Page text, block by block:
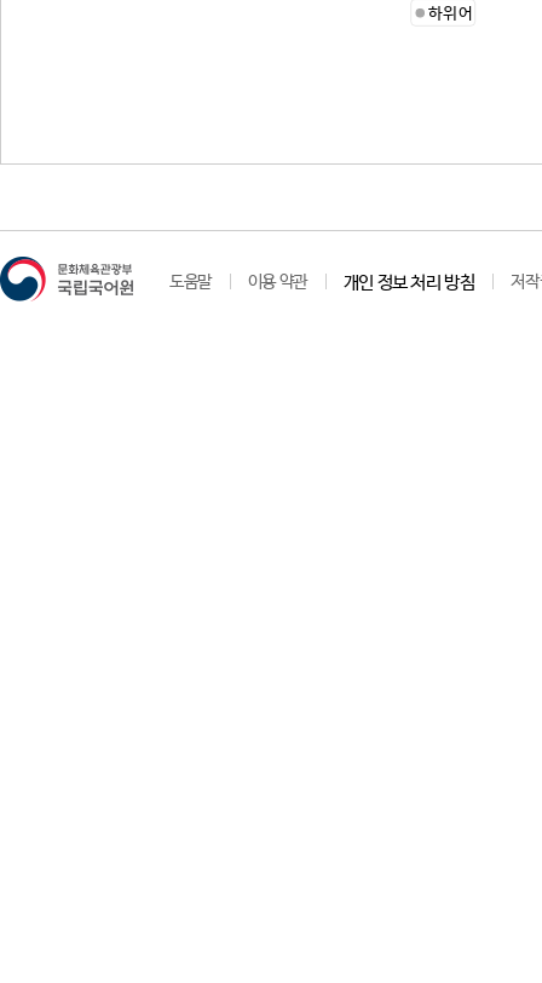
하위어
도움말 이용 약관 개인 정보 처리 방침 저